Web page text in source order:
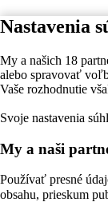
Nastavenia
My a našich 18
alebo spravovať
Vaše rozhodnutie
Svoje nastavenia
My a naši
Používať presné
obsahu, prieskum